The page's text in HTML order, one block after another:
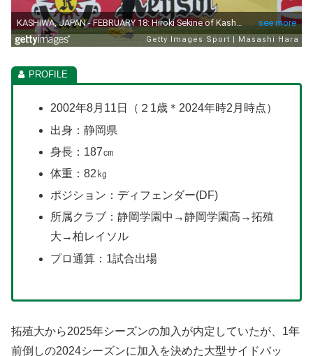
2002年8月11日（２1歳＊2024年時2月時点）
出身：静岡県
身長：187㎝
体重：82㎏
ポジション：ディフェンダー(DF)
所属クラブ：静岡学園中→静岡学園高→拓殖
大→柏レイソル
プロ通算：1試合出場
拓殖大から2025年シーズンの加入が内定していたが、1年
前倒しの2024シーズンに加入を決めた大型サイドバッ